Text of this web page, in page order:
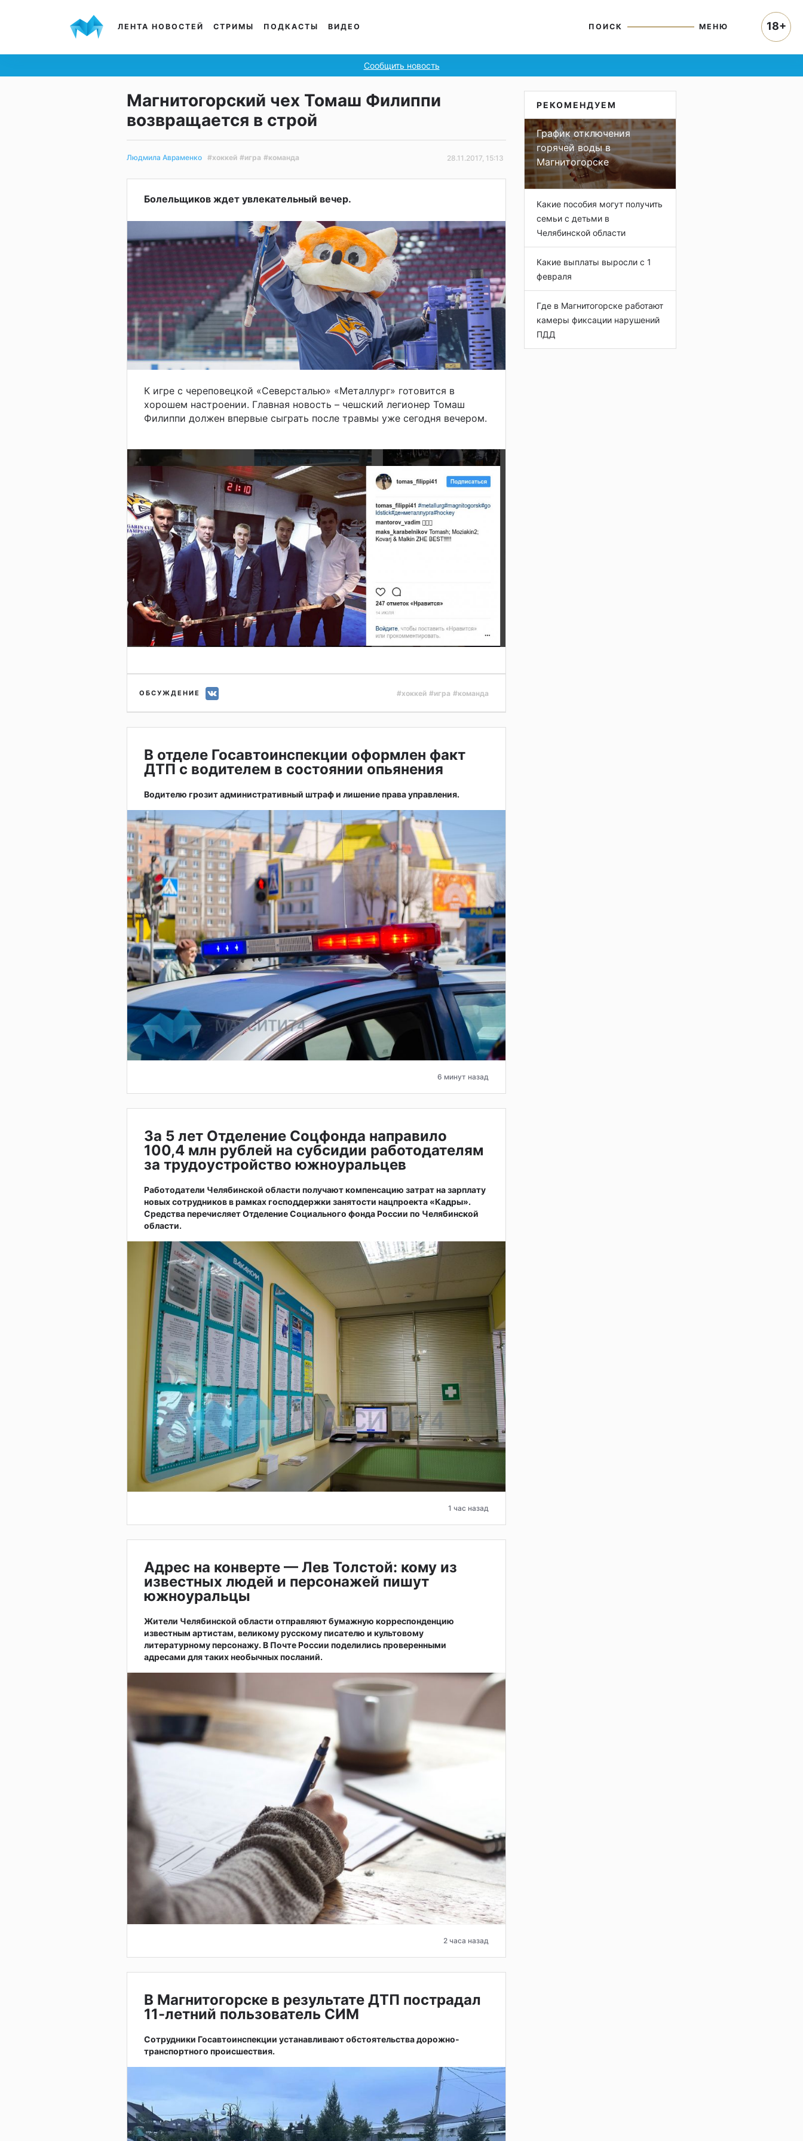
ЛЕНТА НОВОСТЕЙ СТРИМЫ ПОДКАСТЫ ВИДЕО ПОИСК МЕНЮ
Сообщить новость
Магнитогорский чех Томаш Филиппи
возвращается в строй
Людмила Авраменко #хоккей #игра #команда 28.11.2017, 15:13
Болельщиков ждет увлекательный вечер.
К игре с череповецкой «Северсталью» «Металлург» готовится в
хорошем настроении. Главная новость – чешский легионер Томаш
Филиппи должен впервые сыграть после травмы уже сегодня вечером.
ОБСУЖДЕНИЕ #хоккей #игра #команда
В отделе Госавтоинспекции оформлен факт
ДТП с водителем в состоянии опьянения
Водителю грозит административный штраф и лишение права управления.
6 минут назад
За 5 лет Отделение Соцфонда направило
100,4 млн рублей на субсидии работодателям
за трудоустройство южноуральцев
Работодатели Челябинской области получают компенсацию затрат на зарплату
новых сотрудников в рамках господдержки занятости нацпроекта «Кадры».
Средства перечисляет Отделение Социального фонда России по Челябинской
области.
1 час назад
Адрес на конверте — Лев Толстой: кому из
известных людей и персонажей пишут
южноуральцы
Жители Челябинской области отправляют бумажную корреспонденцию
известным артистам, великому русскому писателю и культовому
литературному персонажу. В Почте России поделились проверенными
адресами для таких необычных посланий.
2 часа назад
В Магнитогорске в результате ДТП пострадал
11-летний пользователь СИМ
Сотрудники Госавтоинспекции устанавливают обстоятельства дорожно-
транспортного происшествия.
РЕКОМЕНДУЕМ
График отключения
горячей воды в
Магнитогорске
Какие пособия могут получить
семьи с детьми в
Челябинской области
Какие выплаты выросли с 1
февраля
Где в Магнитогорске работают
камеры фиксации нарушений
ПДД
18+